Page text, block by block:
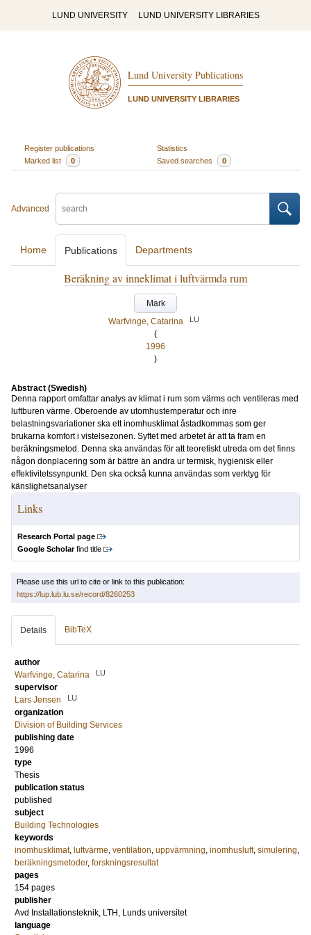
LUND UNIVERSITY LUND UNIVERSITY LIBRARIES
Lund University Publications
LUND UNIVERSITY LIBRARIES
Register publications
Statistics
Marked list
0 Saved searches 0
Advanced
Home Publications Departments
Beräkning av inneklimat i luftvärmda rum
Mark
Warfvinge, Catarina
LU
(
1996
)
Abstract (Swedish)
Denna rapport omfattar analys av klimat i rum som värms och ventileras med
luftburen värme. Oberoende av utomhustemperatur och inre
belastningsvariationer ska ett inomhusklimat åstadkommas som ger
brukarna komfort i vistelsezonen. Syftet med arbetet är att ta fram en
beräkningsmetod. Denna ska användas för att teoretiskt utreda om det finns
någon donplacering som är bättre än andra ur termisk, hygienisk eller
effektivitetssynpunkt. Den ska också kunna användas som verktyg för
känslighetsanalyser
Links
Research Portal page
Google Scholarfind title
Please use this url to cite or link to this publication:
https://lup.lub.lu.se/record/8260253
Details BibTeX
author
Warfvinge, Catarina
LU
supervisor
Lars Jensen
LU
organization
Division of Building Services
publishing date
1996
type
Thesis
publication status
published
subject
Building Technologies
keywords
inomhusklimat, luftvärme, ventilation, uppvärmning, inomhusluft, simulering,
beräkningsmetoder, forskningsresultat
pages
154 pages
publisher
Avd Installationsteknik, LTH, Lunds universitet
language